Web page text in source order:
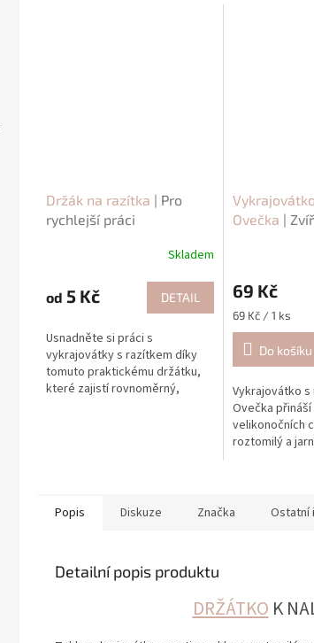
Držák na razítka | Pro
rychlejší práci
Skladem
od 5 Kč DETAIL
Usnadněte si práci s
vykrajovátky s razítkem díky
tomuto praktickému držátku,
které zajistí rovnoměrný,
Ovečka |
69 Kč
Měrná
cena:
69 Kč / 1 ks
Do košíku
Vykrajovátko
Ovečka
velikonočních
roztomilý a
Popis Diskuze Značka Ostatní
Detailní popis produktu
DRŽÁTKO K